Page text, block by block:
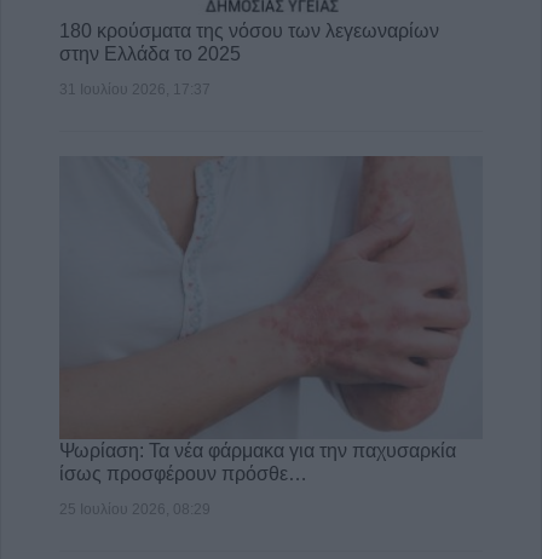
180 κρούσματα της νόσου των λεγεωναρίων
στην Ελλάδα το 2025
31 Ιουλίου 2026, 17:37
Ψωρίαση: Τα νέα φάρμακα για την παχυσαρκία
ίσως προσφέρουν πρόσθε…
25 Ιουλίου 2026, 08:29